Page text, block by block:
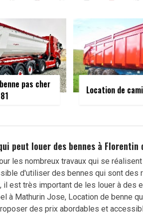
pas cher
81
Location de
peut louer des bennes à Florentin
les nombreux travaux qui se réalisent
d'utiliser des bennes qui sont des
il est très important de les louer à des
à Mathurin Jose, Location de benne
des prix abordables et